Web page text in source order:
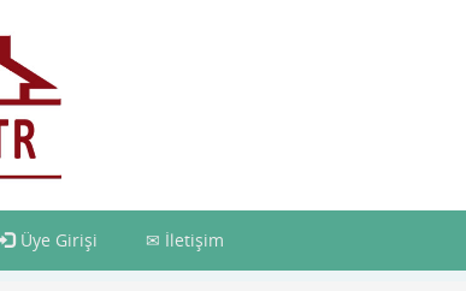
Üye Girişi İletişim